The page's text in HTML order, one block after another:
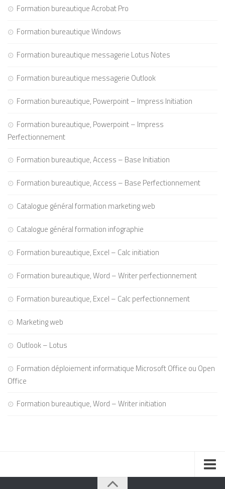
Formation bureautique Acrobat Pro
Formation bureautique Windows
Formation bureautique messagerie Lotus Notes
Formation bureautique messagerie Outlook
Formation bureautique, Powerpoint – Impress Initiation
Formation bureautique, Powerpoint – Impress
Perfectionnement
Formation bureautique, Access – Base Initiation
Formation bureautique, Access – Base Perfectionnement
Catalogue général formation marketing web
Catalogue général formation infographie
Formation bureautique, Excel – Calc initiation
Formation bureautique, Word – Writer perfectionnement
Formation bureautique, Excel – Calc perfectionnement
Marketing web
Outlook – Lotus
Formation déploiement informatique Microsoft Office ou Open
Office
Formation bureautique, Word – Writer initiation